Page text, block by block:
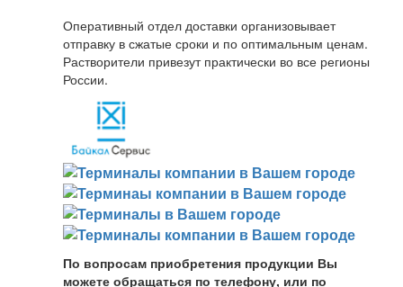
Оперативный отдел доставки организовывает
отправку в сжатые сроки и по оптимальным ценам.
Растворители привезут практически во все регионы
России.
По вопросам приобретения продукции Вы
можете обращаться по телефону, или по